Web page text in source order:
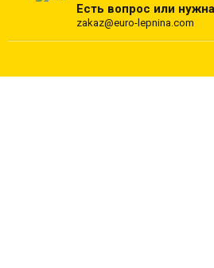
Есть вопрос или
zakaz@euro-lepnina.com